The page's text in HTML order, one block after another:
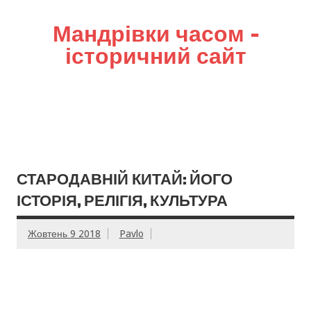
Мандрівки часом –
історичний сайт
СТАРОДАВНІЙ КИТАЙ: ЙОГО
ІСТОРІЯ, РЕЛІГІЯ, КУЛЬТУРА
Жовтень 9 2018 Pavlo